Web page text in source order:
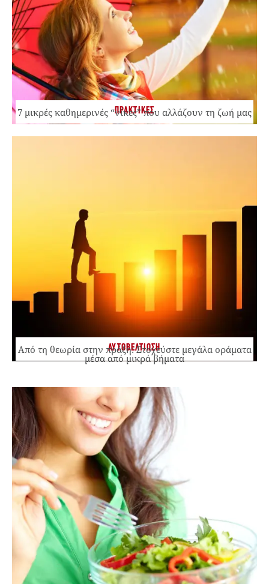
ΠΡΑΚΤΙΚΕΣ
7 μικρές καθημερινές “νίκες” που αλλάζουν τη ζωή μας
ΑΥΤΟΒΕΛΤΙΩΣΗ
Από τη θεωρία στην πράξη: Στοχεύστε μεγάλα οράματα
μέσα από μικρά βήματα